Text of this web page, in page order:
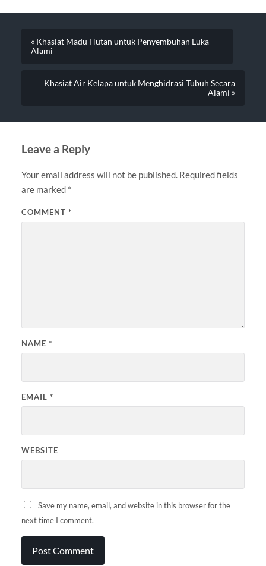
« Khasiat Madu Hutan untuk Penyembuhan Luka
Alami
Khasiat Air Kelapa untuk Menghidrasi Tubuh Secara
Alami »
Leave a Reply
Your email address will not be published. Required fields
are marked *
COMMENT *
NAME *
EMAIL *
WEBSITE
Save my name, email, and website in this browser for the
next time I comment.